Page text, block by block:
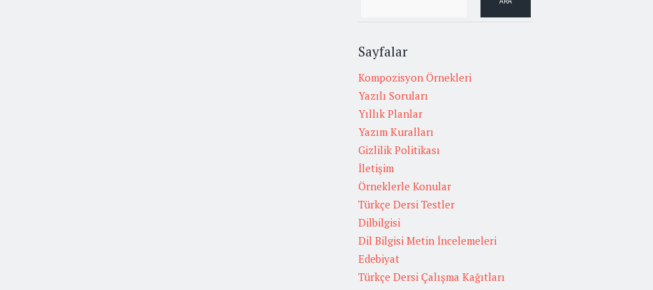
Sayfalar
Kompozisyon Örnekleri
Yazılı Soruları
Yıllık Planlar
Yazım Kuralları
Gizlilik Politikası
İletişim
Örneklerle Konular
Türkçe Dersi Testler
Dilbilgisi
Dil Bilgisi Metin İncelemeleri
Edebiyat
Türkçe Dersi Çalışma Kağıtları